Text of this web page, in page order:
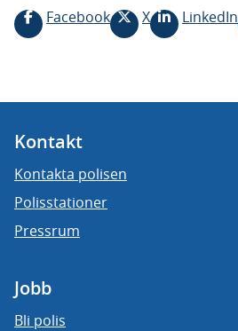
Facebook
X LinkedIn
Kontakt
Kontakta polisen
Polisstationer
Pressrum
Jobb
Bli polis